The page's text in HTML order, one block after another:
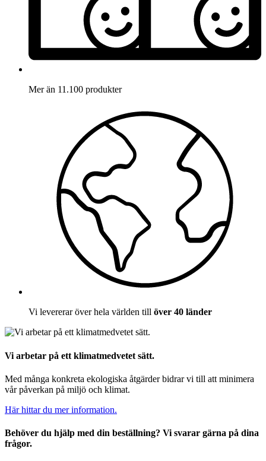
Mer än 11.100 produkter
Vi levererar över hela världen till över 40 länder
Vi arbetar på ett klimatmedvetet sätt.
Med många konkreta ekologiska åtgärder bidrar vi till att minimera
vår påverkan på miljö och klimat.
Här hittar du mer information.
Behöver du hjälp med din beställning? Vi svarar gärna på dina
frågor.